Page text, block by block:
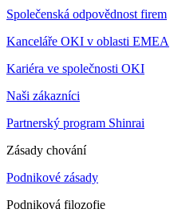
Společenská odpovědnost firem
Kanceláře OKI v oblasti EMEA
Kariéra ve společnosti OKI
Naši zákazníci
Partnerský program Shinrai
Zásady chování
Podnikové zásady
Podniková filozofie